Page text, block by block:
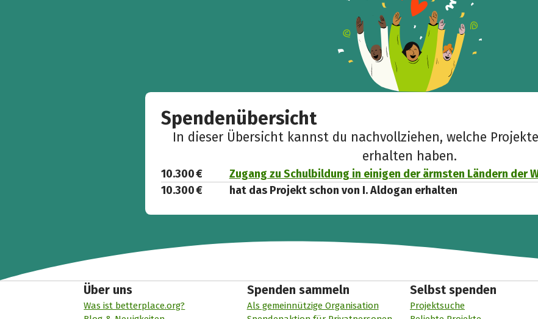
Spendenübersicht
In dieser Übersicht kannst du nachvollziehen, welche
erhalten haben.
10.300 €
Zugang zu Schulbildung in einigen der ärmsten Ländern der
10.300 €
hat das Projekt schon von I. Aldogan erhalten
Über uns
Was ist betterplace.org?
Spenden sammeln
Als gemeinnützige Organisation
Selbst spenden
Projektsuche